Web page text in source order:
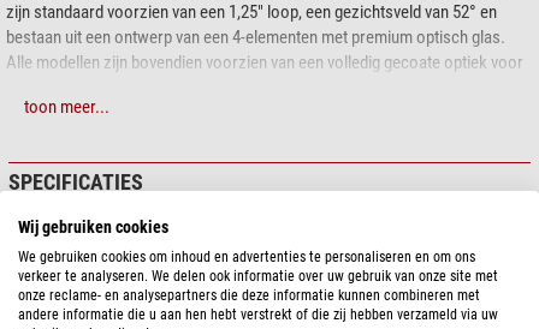
zijn standaard voorzien van een 1,25" loop, een gezichtsveld van 52° en
bestaan uit een ontwerp van een 4-elementen met premium optisch glas.
Alle modellen zijn bovendien voorzien van een volledig gecoate optiek voor
een zachte rubberen en comfortabele oogschelp. Deze complete kit bevat
(of andere 1,25") oculairs te verdubbelen.
donkerblauw, lichtblauw, lichtblauw en groen. Ook is er een
ND96 maanfilterom tijdens de maanwaarneming enige schittering te
verminderen en de helderheid te vergroten.
toon meer...
SPECIFICATIES
Capaciteit
Telescoop aansluiting
1,25"
Aantal lenzen
4
Aantal groepen
2
Wij gebruiken cookies
We gebruiken cookies om inhoud en advertenties te personaliseren en om ons
verkeer te analyseren. We delen ook informatie over uw gebruik van onze site met
onze reclame- en analysepartners die deze informatie kunnen combineren met
andere informatie die u aan hen hebt verstrekt of die zij hebben verzameld via uw